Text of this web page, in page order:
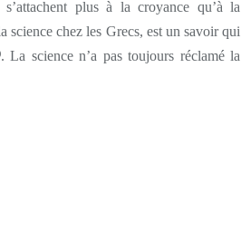
plus à la croyance qu’à la
science chez les Grecs, est un savoir qui
. La science n’a pas toujours réclamé la